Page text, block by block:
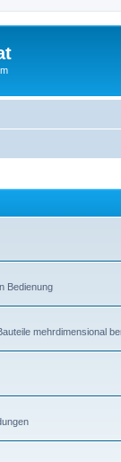
Bedienung
mehrdimensional